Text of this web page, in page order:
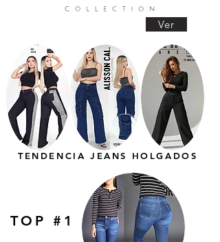
Ver
TENDENCIA JEANS HOLGADOS
TOP #1